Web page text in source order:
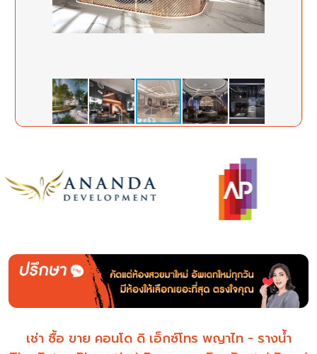
เช่า ซื้อ ขาย คอนโด ดิ เอ็กซ์โทร พญาไท - รางน้ำ